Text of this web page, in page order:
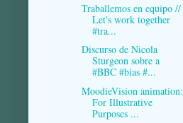
Traballemos en equipo //
Let's work together
#tra...
Discurso de Nicola
Sturgeon sobre a
#BBC #bias #...
MoodieVision animation:
For Illustrative
Purposes ...